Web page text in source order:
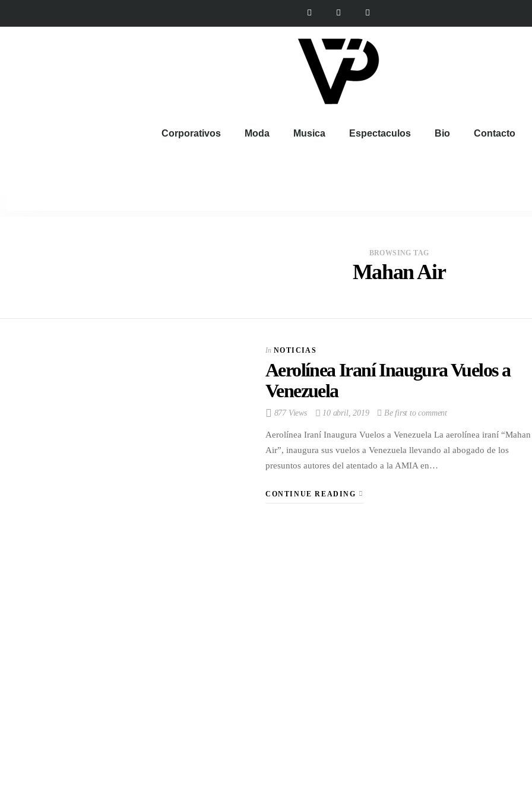
Corporativos Moda Musica Espectaculos Bio Contacto
BROWSING TAG
Mahan Air
In NOTICIAS
Aerolínea Iraní Inaugura Vuelos a
Venezuela
877 Views 10 abril, 2019 Be first to comment
Aerolínea Iraní Inaugura Vuelos a Venezuela La aerolínea iraní “Mahan
Air”, inaugura sus vuelos a Venezuela llevando al abogado de los
presuntos autores del atentado a la AMIA en…
CONTINUE READING
In ESPECTACULOS
candidatas 2026